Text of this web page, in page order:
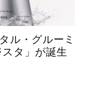
ル・グルーミ
タ」が誕生